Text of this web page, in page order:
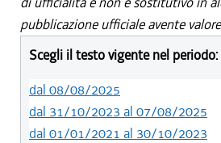
pubblicazione ufficiale avente
Scegli il testo vigente nel periodo:
dal 08/08/2025
dal 31/10/2023 al 07/08/2025
dal 01/01/2021 al 30/10/2023